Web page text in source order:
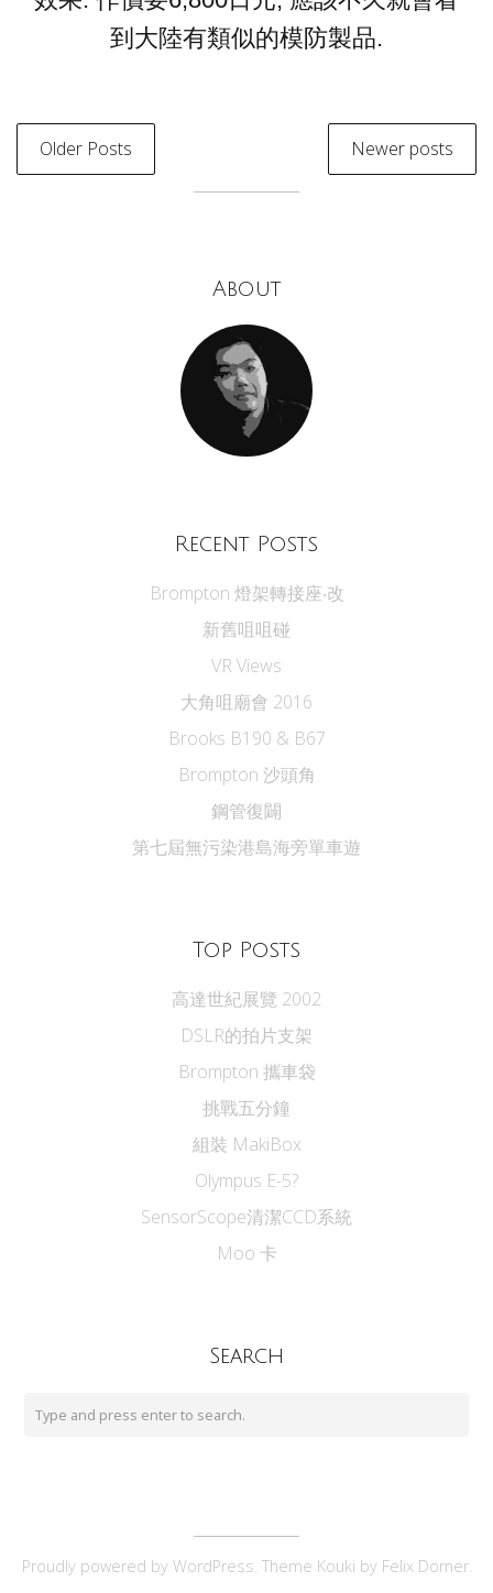
到大陸有類似的模防製品.
Older Posts Newer posts
About
Recent Posts
Brompton 燈架轉接座‧改
新舊咀咀碰
VR Views
大角咀廟會 2016
Brooks B190 & B67
Brompton 沙頭角
鋼管復闢
第七屆無污染港島海旁單車遊
Top Posts
高達世紀展覽 2002
DSLR的拍片支架
Brompton 攜車袋
挑戰五分鐘
組裝 MakiBox
Olympus E-5?
SensorScope清潔CCD系統
Moo 卡
Search
Proudly powered by WordPress . Theme Kouki by Felix Dorner.